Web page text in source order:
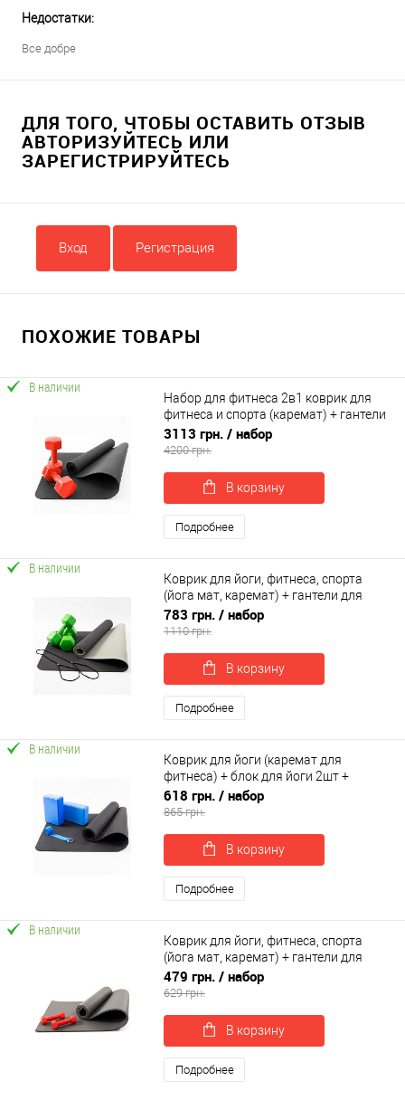
Недостатки:
Все добре
ДЛЯ ТОГО, ЧТОБЫ ОСТАВИТЬ ОТЗЫВ
АВТОРИЗУЙТЕСЬ ИЛИ
ЗАРЕГИСТРИРУЙТЕСЬ
Вход Регистрация
ПОХОЖИЕ ТОВАРЫ
В наличии
Набор для фитнеса 2в1 коврик для
фитнеса и спорта (каремат) + гантели
2шт по 7 кг OSPORT Set 22 (n-0053)
3113 грн. / набор
4200 грн.
В корзину
Подробнее
В наличии
Коврик для йоги, фитнеса, спорта
(йога мат, каремат) + гантели для
фитнеса 2шт по 3кг OSPORT Set 65 (n-
0095)
783 грн. / набор
1110 грн.
В корзину
Подробнее
В наличии
Коврик для йоги (каремат для
фитнеса) + блок для йоги 2шт +
ремень для йоги OSPORT Set 85 (n-
0115)
618 грн. / набор
865 грн.
В корзину
Подробнее
В наличии
Коврик для йоги, фитнеса, спорта
(йога мат, каремат) + гантели для
фитнеса 2шт по 0.5кг OSPORT Set 67 (n-
0097)
479 грн. / набор
629 грн.
В корзину
Подробнее